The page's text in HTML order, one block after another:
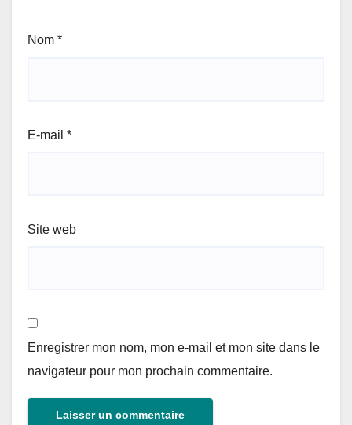
Nom *
E-mail *
Site web
Enregistrer mon nom, mon e-mail et mon site dans le
navigateur pour mon prochain commentaire.